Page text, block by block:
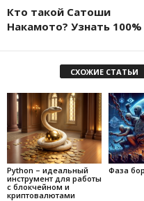
Кто такой Сатоши
Накамото? Узнать 100%
СХОЖИЕ СТАТЬИ
Python – идеальный
инструмент для работы
с блокчейном и
криптовалютами
Фаза